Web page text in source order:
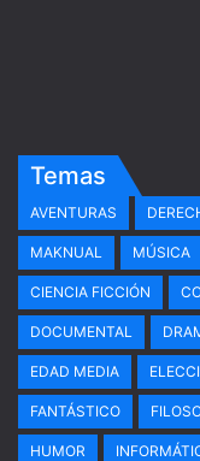
Temas
AVENTURAS
MAKNUAL MÚSICA
CIENCIA FICCIÓN
DOCUMENTAL
EDAD MEDIA
FANTÁSTICO
HUMOR